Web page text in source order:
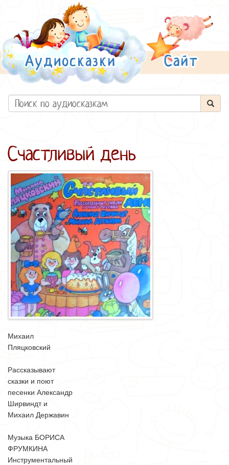
Счастливый день
Михаил
Пляцковский
Рассказывают
сказки и поют
песенки Александр
Ширвиндт и
Михаил Державин
Музыка БОРИСА
ФРУМКИНА
Инструментальный